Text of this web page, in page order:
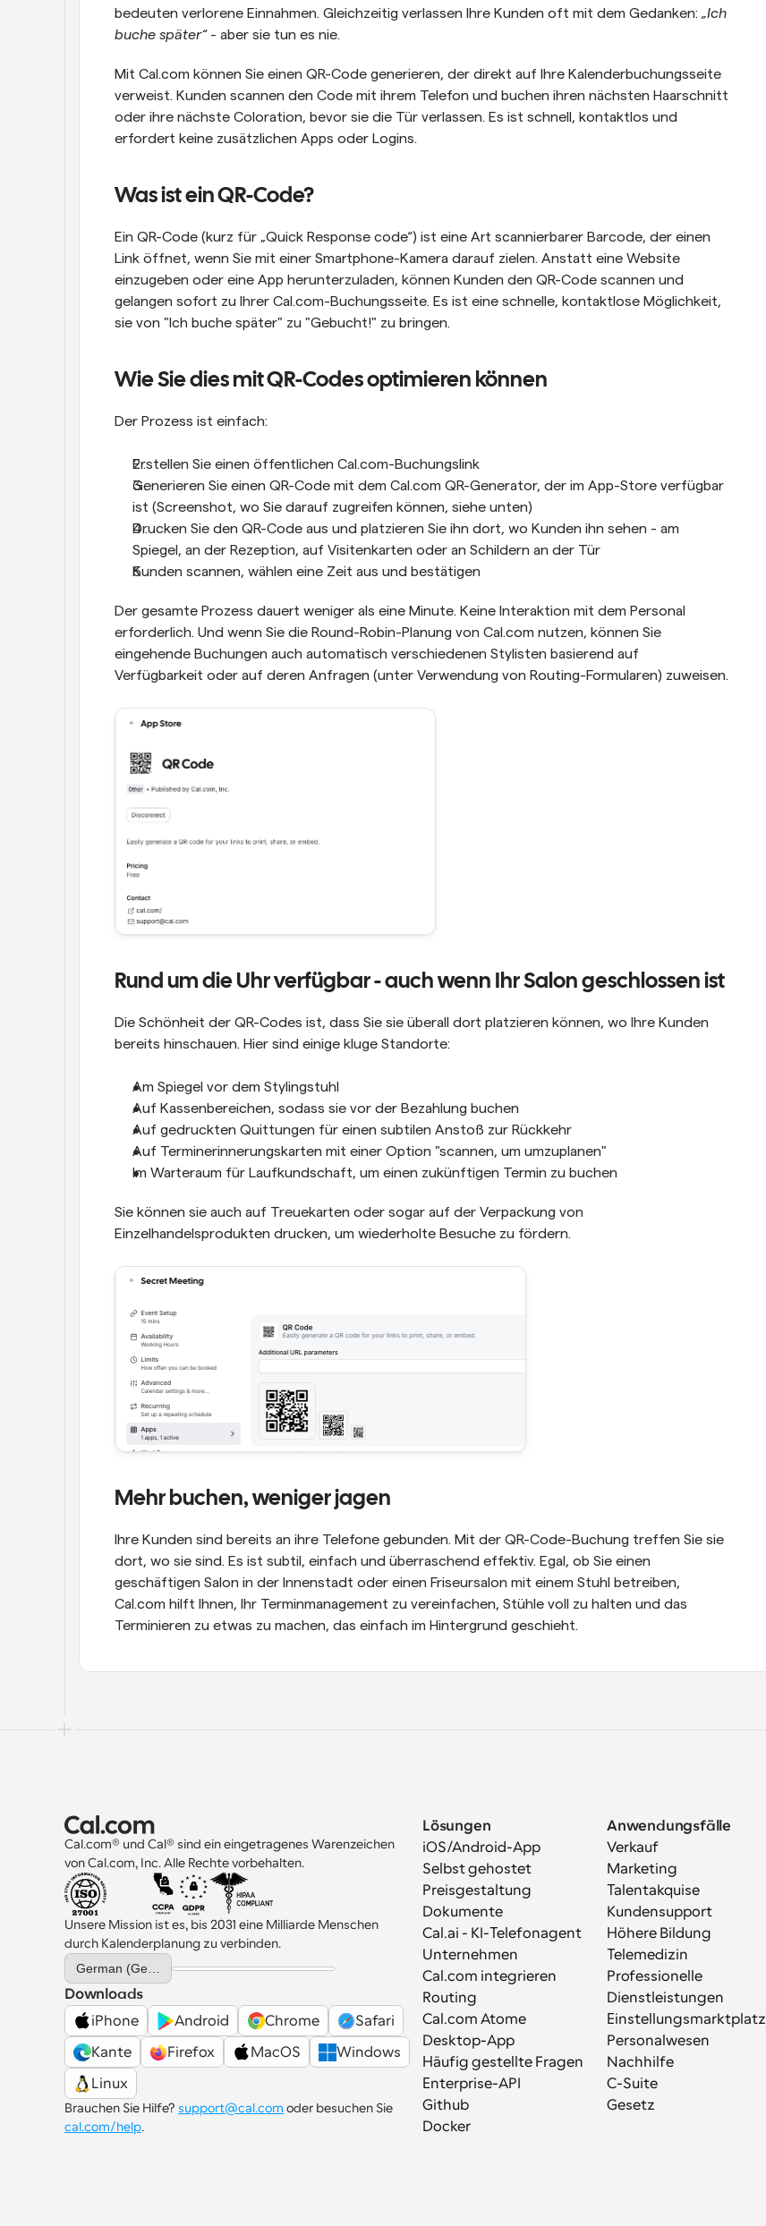
bedeuten verlorene Einnahmen. Gleichzeitig verlassen Ihre Kunden oft mit dem Gedanken: „Ich
buche später“ - aber sie tun es nie.
Mit Cal.com können Sie einen QR-Code generieren, der direkt auf Ihre Kalenderbuchungsseite
verweist. Kunden scannen den Code mit ihrem Telefon und buchen ihren nächsten Haarschnitt
oder ihre nächste Coloration, bevor sie die Tür verlassen. Es ist schnell, kontaktlos und
erfordert keine zusätzlichen Apps oder Logins.
Was ist ein QR-Code?
Ein QR-Code (kurz für „Quick Response code“) ist eine Art scannierbarer Barcode, der einen
Link öffnet, wenn Sie mit einer Smartphone-Kamera darauf zielen. Anstatt eine Website
einzugeben oder eine App herunterzuladen, können Kunden den QR-Code scannen und
gelangen sofort zu Ihrer Cal.com-Buchungsseite. Es ist eine schnelle, kontaktlose Möglichkeit,
sie von "Ich buche später" zu "Gebucht!" zu bringen.
Wie Sie dies mit QR-Codes optimieren können
Der Prozess ist einfach:
Erstellen Sie einen öffentlichen Cal.com-Buchungslink
Generieren Sie einen QR-Code mit dem Cal.com QR-Generator, der im App-Store verfügbar
ist (Screenshot, wo Sie darauf zugreifen können, siehe unten)
Drucken Sie den QR-Code aus und platzieren Sie ihn dort, wo Kunden ihn sehen - am
Spiegel, an der Rezeption, auf Visitenkarten oder an Schildern an der Tür
Kunden scannen, wählen eine Zeit aus und bestätigen
Der gesamte Prozess dauert weniger als eine Minute. Keine Interaktion mit dem Personal
erforderlich. Und wenn Sie die Round-Robin-Planung von Cal.com nutzen, können Sie
eingehende Buchungen auch automatisch verschiedenen Stylisten basierend auf
Verfügbarkeit oder auf deren Anfragen (unter Verwendung von Routing-Formularen) zuweisen.
Rund um die Uhr verfügbar - auch wenn Ihr Salon geschlossen ist
Die Schönheit der QR-Codes ist, dass Sie sie überall dort platzieren können, wo Ihre Kunden
bereits hinschauen. Hier sind einige kluge Standorte:
Am Spiegel vor dem Stylingstuhl
Auf Kassenbereichen, sodass sie vor der Bezahlung buchen
Auf gedruckten Quittungen für einen subtilen Anstoß zur Rückkehr
Auf Terminerinnerungskarten mit einer Option "scannen, um umzuplanen"
Im Warteraum für Laufkundschaft, um einen zukünftigen Termin zu buchen
Sie können sie auch auf Treuekarten oder sogar auf der Verpackung von
Einzelhandelsprodukten drucken, um wiederholte Besuche zu fördern.
Mehr buchen, weniger jagen
Ihre Kunden sind bereits an ihre Telefone gebunden. Mit der QR-Code-Buchung treffen Sie sie
dort, wo sie sind. Es ist subtil, einfach und überraschend effektiv. Egal, ob Sie einen
geschäftigen Salon in der Innenstadt oder einen Friseursalon mit einem Stuhl betreiben,
Cal.com hilft Ihnen, Ihr Terminmanagement zu vereinfachen, Stühle voll zu halten und das
Terminieren zu etwas zu machen, das einfach im Hintergrund geschieht.
Cal.com® und Cal® sind ein eingetragenes Warenzeichen
von Cal.com, Inc. Alle Rechte vorbehalten.
Unsere Mission ist es, bis 2031 eine Milliarde Menschen
durch Kalenderplanung zu verbinden.
Select Language
Downloads
iPhone
Android Chrome
Safari
Kante
Firefox MacOS
Windows
Linux
Brauchen Sie Hilfe? support@cal.com
cal.com/help.
Lösungen
iOS/Android-App
Selbst gehostet
Preisgestaltung
Dokumente
Cal.ai - KI-Telefonagent
Unternehmen
Cal.com integrieren
Routing
Cal.com Atome
Desktop-App
Häufig gestellte Fragen
Enterprise-API
Github
Docker
Anwendungsfälle
Verkauf
Marketing
Talentakquise
Kundensupport
Höhere Bildung
Telemedizin
Professionelle
Dienstleistungen
Einstellungsmarktplatz
Personalwesen
Nachhilfe
C-Suite
Gesetz